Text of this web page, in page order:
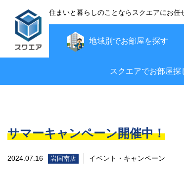
住まいと暮らしのことならスクエアにお任
地域別でお部屋を探す
スクエアでお部屋探
サマーキャンペーン開催中！
2024.07.16 岩国南店 イベント・キャンペーン